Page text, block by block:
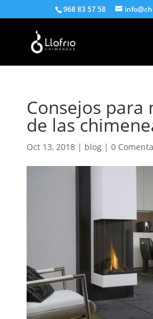
968 83 57 58
Consejos para
de las
Oct 13, 2018| blog| 0